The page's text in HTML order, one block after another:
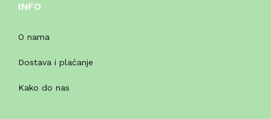
INFO
O nama
Dostava i plaćanje
Kako do nas